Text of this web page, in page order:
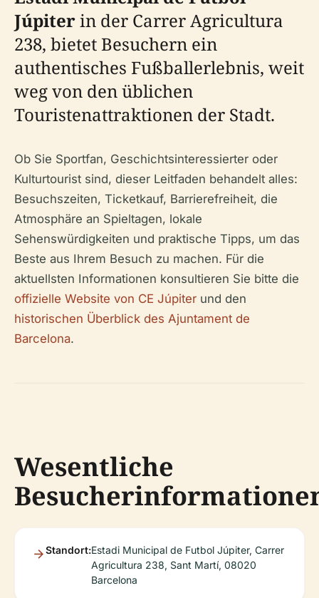
Júpiterin der Carrer Agricultura
238, bietet Besuchern ein
authentisches Fußballerlebnis, weit
weg von den üblichen
Touristenattraktionen der Stadt.
Ob Sie Sportfan, Geschichtsinteressierter oder
Kulturtourist sind, dieser Leitfaden behandelt alles:
Besuchszeiten, Ticketkauf, Barrierefreiheit, die
Atmosphäre an Spieltagen, lokale
Sehenswürdigkeiten und praktische Tipps, um das
Beste aus Ihrem Besuch zu machen. Für die
aktuellsten Informationen konsultieren Sie bitte die
offizielle Website von CE Júpiter und den
historischen Überblick des Ajuntament de
Barcelona.
Wesentliche
Standort:Estadi Municipal de Futbol Júpiter, Carrer
Agricultura 238, Sant Martí, 08020
Barcelona